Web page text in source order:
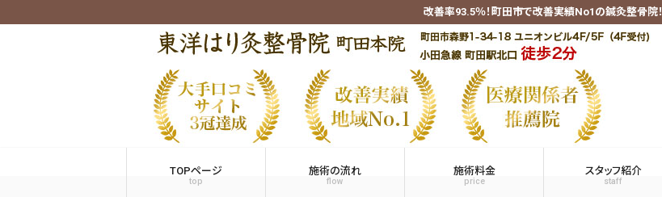
改善率93.5％！町田市で改善実績No1の鍼灸整骨院！
TOPページ
top
施術の流れ
flow
施術料金
price
スタッフ紹介
staff